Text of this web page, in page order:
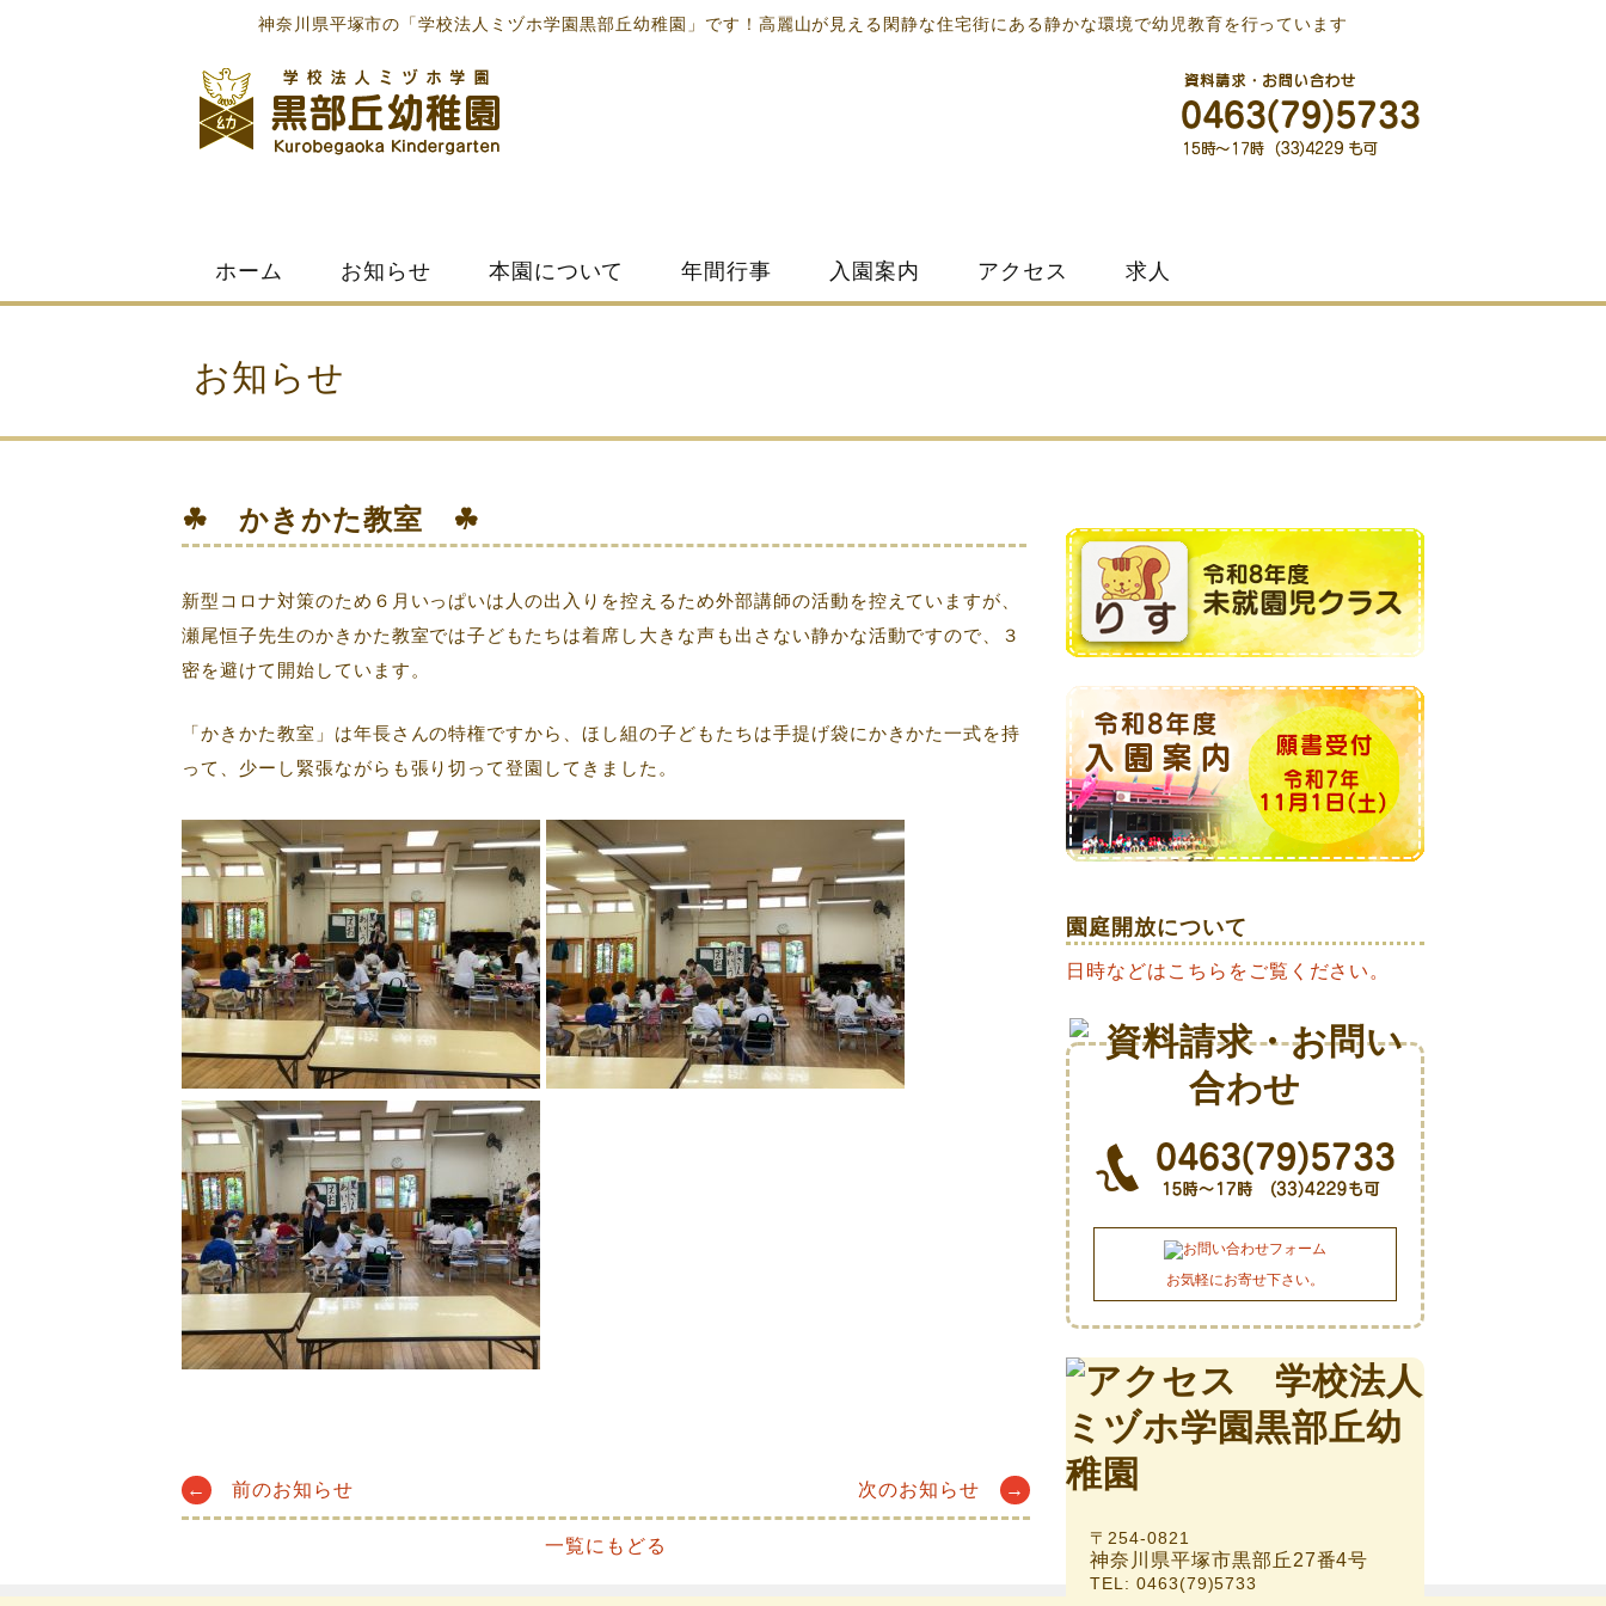
神奈川県平塚市の「学校法人ミヅホ学園黒部丘幼稚園」です！高麗山が見える閑静な住宅街にある静かな環境で幼児教育を行っています
content
ホーム お知らせ 本園について 年間行事 入園案内 アクセス 求人
お知らせ
☘ かきかた教室 ☘
新型コロナ対策のため６月いっぱいは人の出入りを控えるため外部講師の活動を控えていますが、
瀬尾恒子先生のかきかた教室では子どもたちは着席し大きな声も出さない静かな活動ですので、３
密を避けて開始しています。
「かきかた教室」は年長さんの特権ですから、ほし組の子どもたちは手提げ袋にかきかた一式を持
って、少ーし緊張ながらも張り切って登園してきました。
navigation
← 前のお知らせ 次のお知らせ →
一覧にもどる
園庭開放について
日時などはこちらをご覧ください。
お気軽にお寄せ下さい。
〒254-0821
神奈川県平塚市黒部丘27番4号
TEL: 0463(79)5733